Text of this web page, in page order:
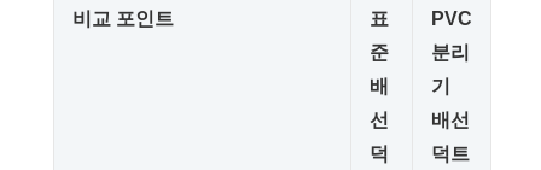
비교 포인트
표
준
배
선
덕
PVC
분리
기
배선
덕트